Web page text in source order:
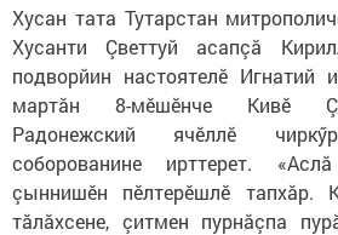
Хусан тата Тутарстан
Хусанти Çветтуй асапçă
подворйин настоятелӗ Игнатий
мартăн 8-мӗшӗнче Кивӗ
Радонежский ячӗллӗ
соборованине ирттерет.
çыннишӗн пӗлтерӗшлӗ тапхăр.
тăлăхсене, çитмен пурнăçпа